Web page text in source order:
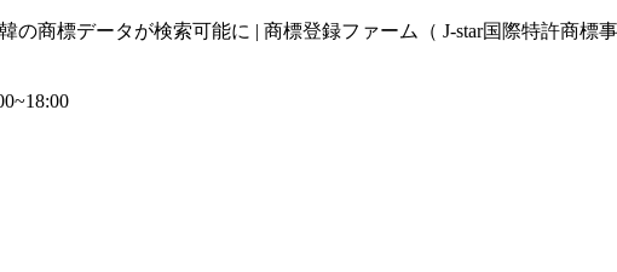
の商標データが検索可能に | 商標登録ファーム（ J-star国際特許商標